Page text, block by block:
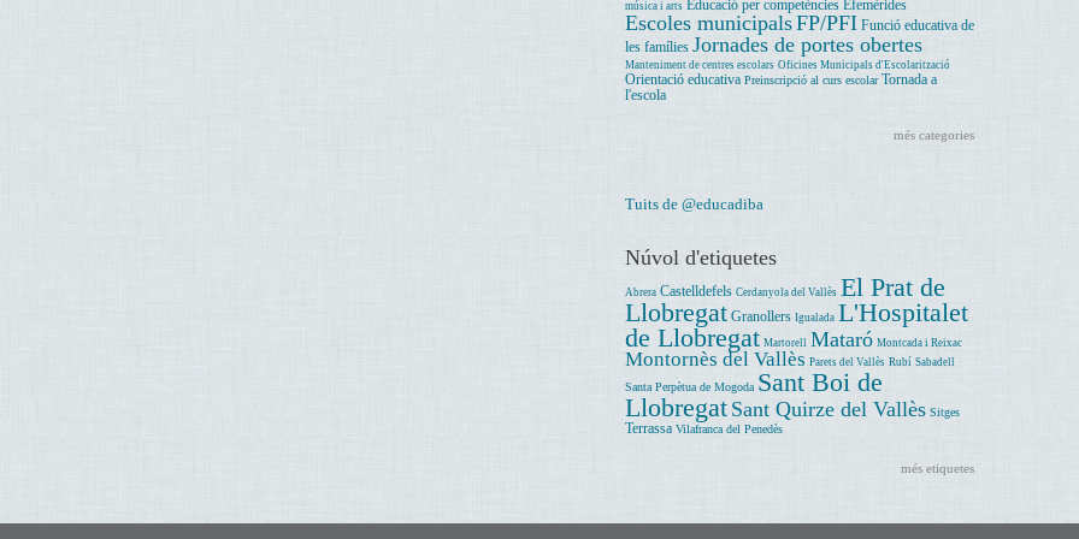
música i arts Educació per competències Efemèrides
Escoles municipalsFP/PFI Funció educativa de
les famílies Jornades de portes obertes
Manteniment de centres escolars Oficines Municipals d'Escolarització
Orientació educativa Preinscripció al curs escolar Tornada a
l'escola
més categories
Tuits de @educadiba
Núvol d'etiquetes
Abrera Castelldefels Cerdanyola del Vallès El Prat de
Llobregat Granollers Igualada L'Hospitalet
de Llobregat Martorell Mataró Montcada i Reixac
Montornès del Vallès Parets del Vallès Rubí Sabadell
Santa Perpètua de Mogoda Sant Boi de
Llobregat Sant Quirze del Vallès Sitges
Terrassa Vilafranca del Penedès
més etiquetes